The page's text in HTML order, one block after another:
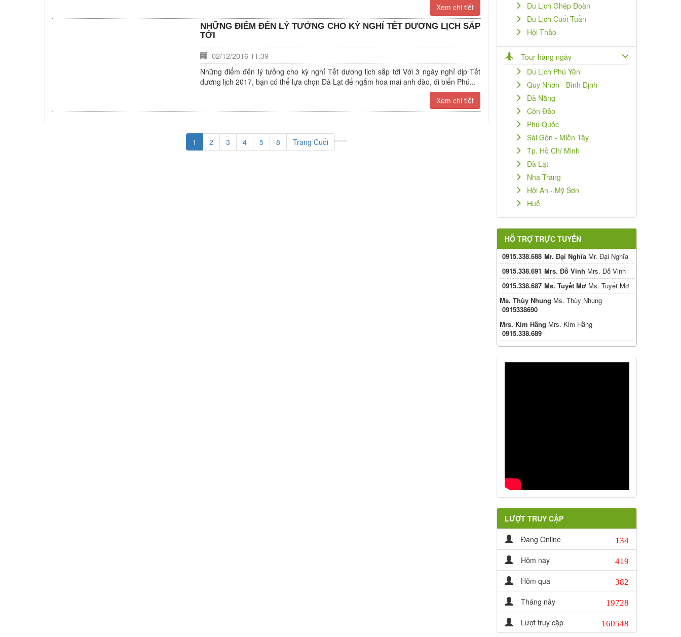
Xem chi tiết
NHỮNG ĐIỂM ĐẾN LÝ TƯỞNG CHO KỲ NGHỈ TẾT DƯƠNG LỊCH SẮP
TỚI
02/12/2016 11:39
Những điểm đến lý tưởng cho kỳ nghỉ Tết dương lịch sắp tới Với 3 ngày nghỉ dịp Tết
dương lịch 2017, bạn có thể lựa chọn Đà Lạt để ngắm hoa mai anh đào, đi biển Phú...
Xem chi tiết
1 2 3 4 5 ...
8 ...
Trang Cuối
Du Lịch Ghép Đoàn
Du Lịch Cuối Tuần
Hội Thảo
Tour hàng ngày
Du Lịch Phú Yên
Quy Nhơn - Bình Định
Đà Nẵng
Côn Đảo
Phú Quốc
Sài Gòn - Miền Tây
Tp. Hồ Chí Minh
Đà Lạt
Nha Trang
Hội An - Mỹ Sơn
Huế
HỖ TRỢ TRỰC TUYẾN
Mr. Đại NghĩaMr. Đại Nghĩa
0915.338.688
Mrs. Đỗ Vinh Mrs. Đỗ Vinh
0915.338.691
Ms. Tuyết MơMs. Tuyết Mơ
0915.338.687
Ms. Thùy Nhung Ms. Thùy Nhung
0915338690
Mrs. Kim Hằng Mrs. Kim Hằng
0915.338.689
LƯỢT TRUY CẬP
Đang Online 134
Hôm nay 419
Hôm qua 382
Tháng này 19728
Lượt truy cập 160548